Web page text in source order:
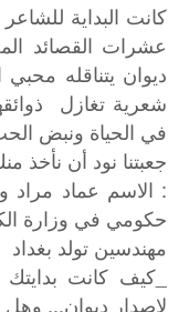
كانت البداية
عشرات القصائد
ديوان يتناقله
شعرية تغازل
في الحياة ونبض
جعبتنا نود أن
: الاسم عماد
حكومي في وزارة
مهندسين تولد بغداد
_كيف كانت
لإصدار ديوان...